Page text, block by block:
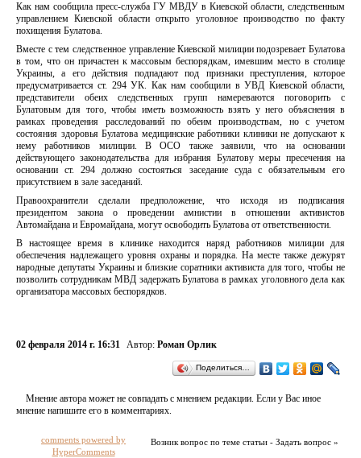
Как нам сообщила пресс-служба ГУ МВДУ в Киевской области, следственным
управлением Киевской области открыто уголовное производство по факту
похищения Булатова.
Вместе с тем следственное управление Киевской милиции подозревает Булатова
в том, что он причастен к массовым беспорядкам, имевшим место в столице
Украины, а его действия подпадают под признаки преступления, которое
предусматривается ст. 294 УК. Как нам сообщили в УВД Киевской области,
представители обеих следственных групп намереваются поговорить с
Булатовым для того, чтобы иметь возможность взять у него объяснения в
рамках проведения расследований по обеим производствам, но с учетом
состояния здоровья Булатова медицинские работники клиники не допускают к
нему работников милиции. В ОСО также заявили, что на основании
действующего законодательства для избрания Булатову меры пресечения на
основании ст. 294 должно состояться заседание суда с обязательным его
присутствием в зале заседаний.
Правоохранители сделали предположение, что исходя из подписания
президентом закона о проведении амнистии в отношении активистов
Автомайдана и Евромайдана, могут освободить Булатова от ответственности.
В настоящее время в клинике находится наряд работников милиции для
обеспечения надлежащего уровня охраны и порядка. На месте также дежурят
народные депутаты Украины и близкие соратники активиста для того, чтобы не
позволить сотрудникам МВД задержать Булатова в рамках уголовного дела как
организатора массовых беспорядков.
02 февраля 2014 г. 16:31 Автор: Роман Орлик
Поделиться…
Мнение автора может не совпадать с мнением редакции. Если у Вас иное
мнение напишите его в комментариях.
Возник вопрос по теме статьи - Задать вопрос »
comments powered by
HyperComments